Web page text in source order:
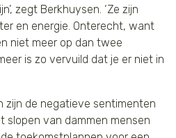
zegt Berkhuysen. ‘Ze zijn
en energie. Onterecht, want
niet meer op dan twee
is zo vervuild dat je er niet in
zijn de negatieve sentimenten
slopen van dammen mensen